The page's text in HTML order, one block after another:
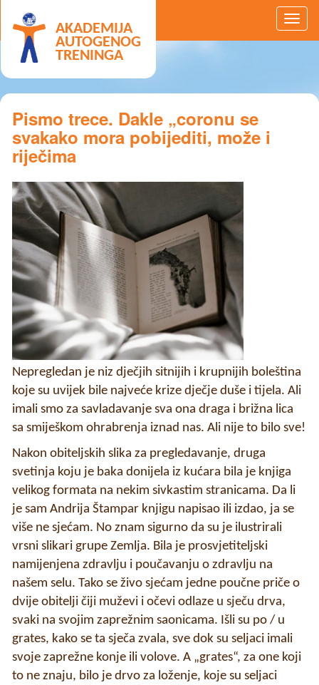
AKADEMIJA
AUTOGENOG
TRENINGA
Pismo trece. Dakle „coronu se
svakako mora pobijediti, može i
riječima
Nepregledan je niz dječjih sitnijih i krupnijih boleština
koje su uvijek bile najveće krize dječje duše i tijela. Ali
imali smo za savladavanje sva ona draga i brižna lica
sa smiješkom ohrabrenja iznad nas. Ali nije to bilo sve!
Nakon obiteljskih slika za pregledavanje, druga
svetinja koju je baka donijela iz kućara bila je knjiga
velikog formata na nekim sivkastim stranicama. Da li
je sam Andrija Štampar knjigu napisao ili izdao, ja se
više ne sjećam. No znam sigurno da su je ilustrirali
vrsni slikari grupe Zemlja. Bila je prosvjetiteljski
namijenjena zdravlju i poučavanju o zdravlju na
našem selu. Tako se živo sjećam jedne poučne priče o
dvije obitelji čiji muževi i očevi odlaze u sječu drva,
svaki na svojim zaprežnim saonicama. Išli su po / u
grates, kako se ta sječa zvala, sve dok su seljaci imali
svoje zaprežne konje ili volove. A „grates“, za one koji
to ne znaju, bilo je drvo za loženje, koje su seljaci